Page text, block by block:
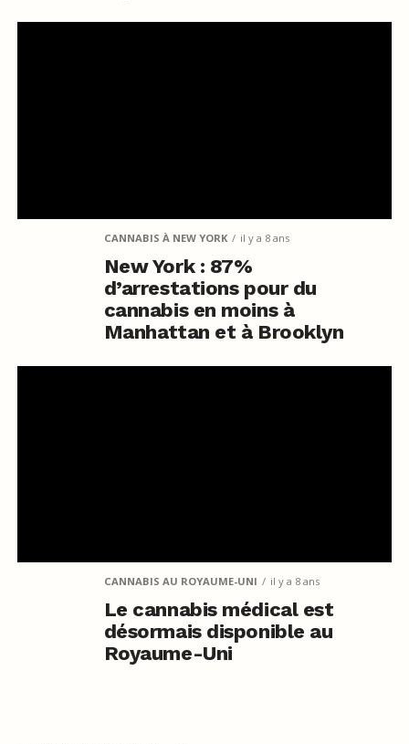
CANNABIS À NEW YORK il y a 8 ans
New York : 87%
d’arrestations pour du
cannabis en moins à
Manhattan et à Brooklyn
CANNABIS AU ROYAUME-UNI il y a 8 ans
Le cannabis médical est
désormais disponible au
Royaume-Uni